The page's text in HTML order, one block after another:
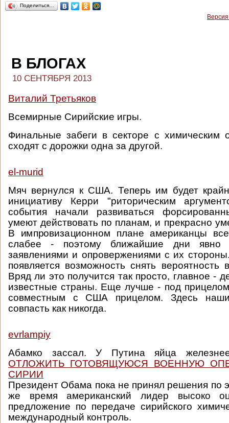
Поделиться…
В БЛОГАХ
10 СЕНТЯБРЯ 2013
Виталий Третьяков
Всемирные Сирийские игры.
Финальные забеги в секторе с химическим
сходят с дорожки одна за другой.
el-murid
Мяч вернулся к США. Теперь им будет
инициативу Керри "риторическим
события начали развиваться
умеют действовать по планам, и прекрасно
В импровизационном плане американцы
слабее - поэтому ближайшие дни явно
заявлениями и опровержениями с их
появляется возможность снять вероятность
Вряд ли это получится так просто, главное -
известные страны. Еще лучше - под
совместным с США прицелом. Здесь
совпасть как никогда.
evrlampiy
Абамко зассал. У Путина яйца
ОТЛОЖИТЬ ГОТОВЯЩУЮСЯ ВОЕННУЮ
СИРИИ
Президент Обама пока не принял решения по
же время американский лидер высоко
предложение по передаче сирийского
международный контроль.